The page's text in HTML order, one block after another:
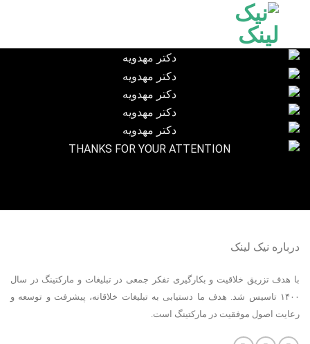
content
درباره نیک لینک
با هدف تزریق خلاقیت و بکارگیری تفکر جمعی در تبلیغات و مارکتینگ در سال
۱۴۰۰ تاسیس شد. هدف ما دستیابی به تبلیغات خلاقانه، پیشرفت و توسعه و
رعایت اصول موفقیت در مارکتینگ است.